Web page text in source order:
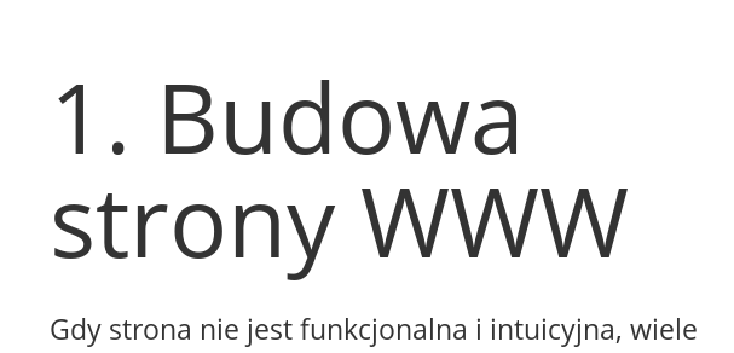
1. Budowa
strony WWW
Gdy strona nie jest funkcjonalna i intuicyjna, wiele